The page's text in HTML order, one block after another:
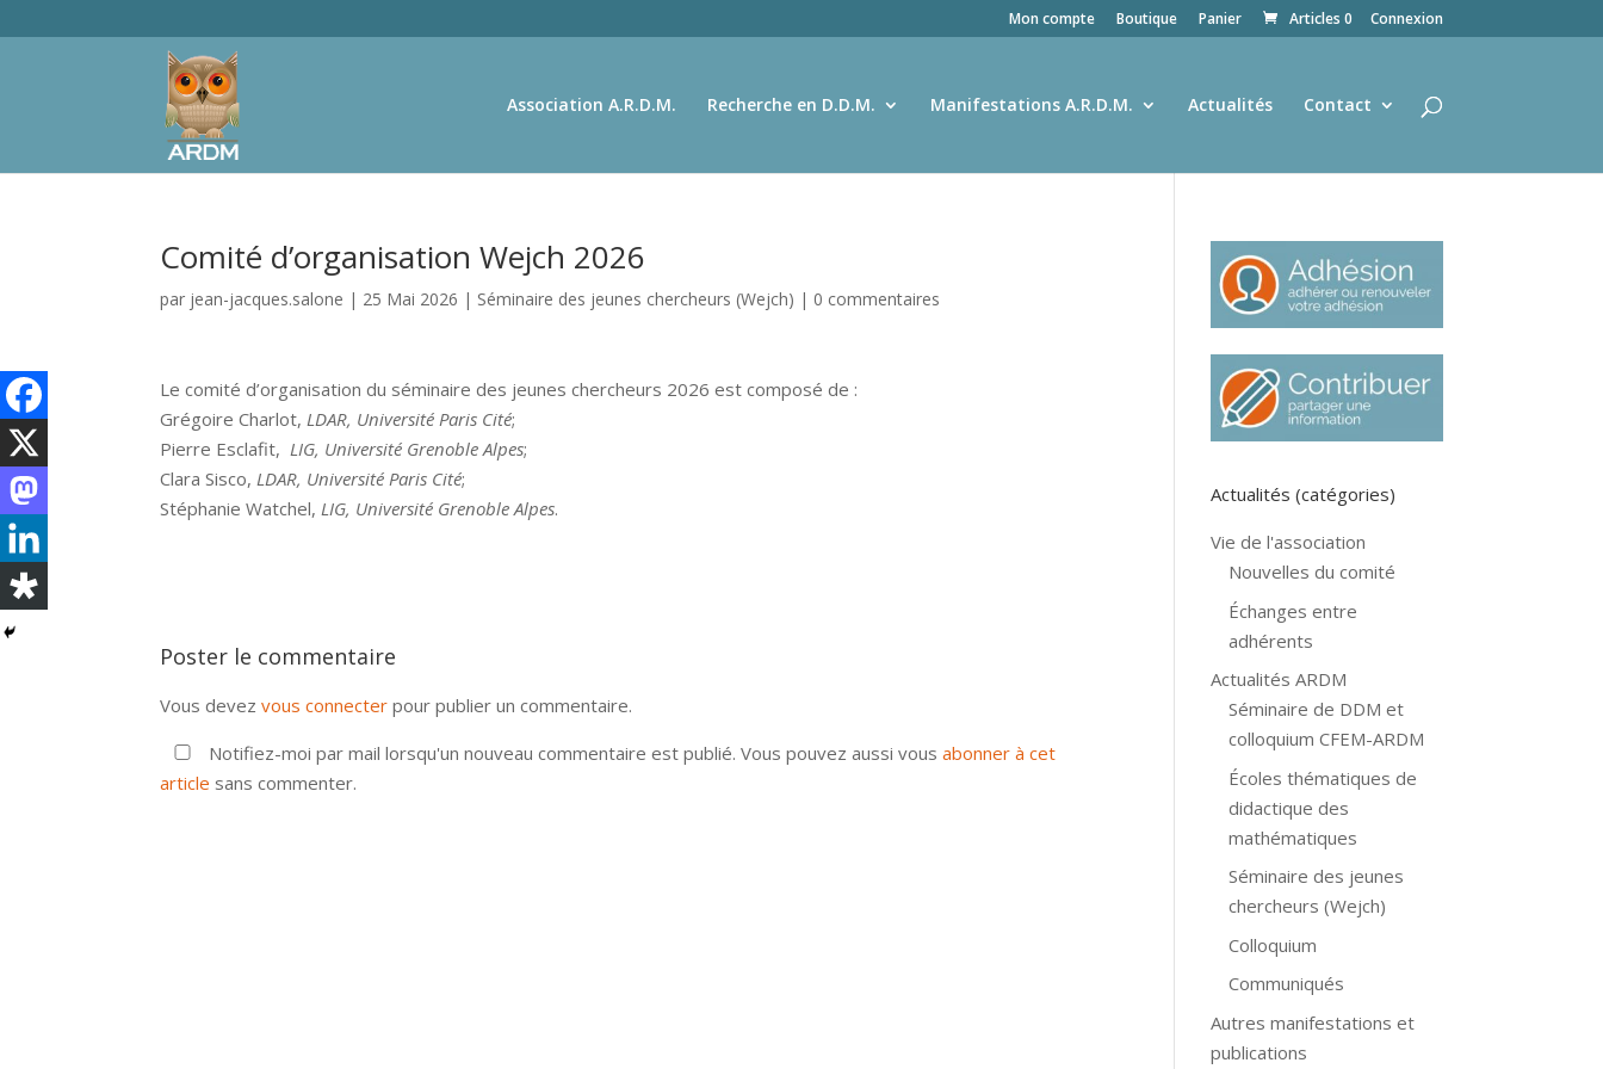
Connexion
Mon compte Boutique Panier Articles 0
Association A.R.D.M. Recherche en D.D.M. Manifestations A.R.D.M. Actualités Contact
Comité d’organisation Wejch 2026
par jean-jacques.salone | 25 Mai 2026 | Séminaire des jeunes chercheurs (Wejch) | 0 commentaires
Le comité d’organisation du séminaire des jeunes chercheurs 2026 est composé de :
Grégoire Charlot,LDAR, Université Paris Cité;
Pierre Esclafit,LIG, Université Grenoble Alpes;
Clara Sisco,LDAR, Université Paris Cité;
Stéphanie Watchel,LIG, Université Grenoble Alpes.
Poster le commentaire
Vous devezvous connecter pour publier un commentaire.
Notifiez-moi par mail lorsqu'un nouveau commentaire est publié. Vous pouvez aussi vousabonner à cet
article sans commenter.
Actualités (catégories)
Vie de l'association
Nouvelles du comité
Échanges entre
adhérents
Actualités ARDM
Séminaire de DDM et
colloquium CFEM-ARDM
Écoles thématiques de
didactique des
mathématiques
Séminaire des jeunes
chercheurs (Wejch)
Colloquium
Communiqués
Autres manifestations et
publications